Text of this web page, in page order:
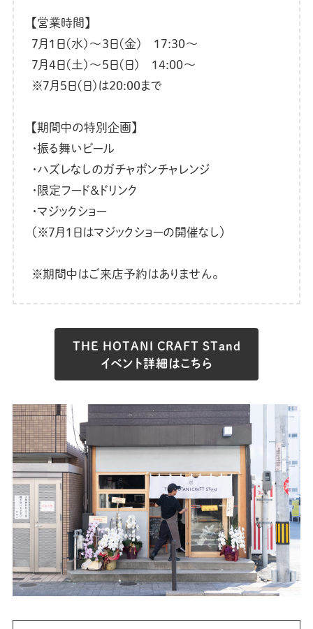
【営業時間】
7月1日(水)〜3日(金) 17:30〜
7月4日(土)〜5日(日) 14:00〜
※7月5日(日)は20:00まで
【期間中の特別企画】
・振る舞いビール
・ハズレなしのガチャポンチャレンジ
・限定フード＆ドリンク
・マジックショー
（※7月1日はマジックショーの開催なし）
※期間中はご来店予約はありません。
THE HOTANI CRAFT STand
イベント詳細はこちら